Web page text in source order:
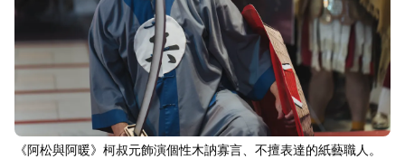
《阿松與阿暖》柯叔元飾演個性木訥寡言、不擅表達的紙藝職人。